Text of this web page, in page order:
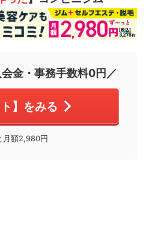
金・事務手数料0円／
ト】をみる
月額2,980円